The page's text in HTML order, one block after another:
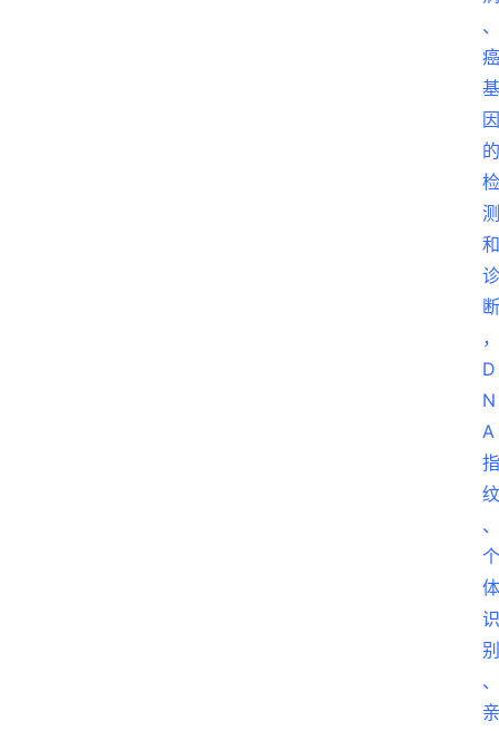
、
癌
基
因
的
检
测
和
诊
断
，
D
N
A
指
纹
、
个
体
识
别
、
亲